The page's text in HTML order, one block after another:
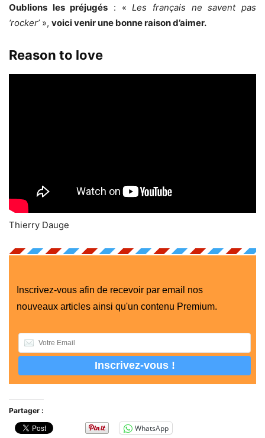
Oublions les préjugés : «Les français ne savent pas
‘rocker’», voici venir une bonne raison d’aimer.
Reason to love
Thierry Dauge
Inscrivez-vous afin de recevoir par email nos
nouveaux articles ainsi qu'un contenu Premium.
Partager :
WhatsApp